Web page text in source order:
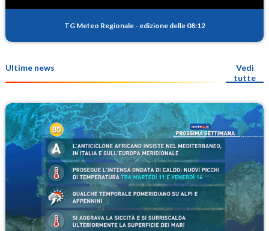
TG Meteo Regionale - edizione delle 08:12
Ultime news
Vedi
tutte